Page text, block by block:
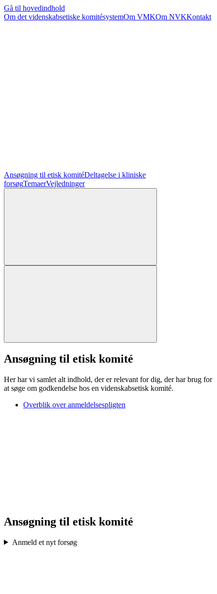
Gå til hovedindhold
Om det videnskabsetiske komitésystemOm VMKOm NVKKontakt
Ansøgning til etisk komitéDeltagelse i kliniske
forsøgTemaerVejledninger
Ansøgning til etisk komité
Her har vi samlet alt indhold, der er relevant for dig, der har brug for
at søge om godkendelse hos en videnskabsetisk komité.
Overblik over anmeldelsespligten
Ansøgning til etisk komité
Anmeld et nyt forsøg